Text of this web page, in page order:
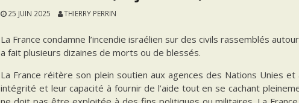
25 JUIN 2025 THIERRY PERRIN
La France condamne l’incendie israélien sur des civils rassemblés
a fait plusieurs dizaines de morts ou de blessés.
La France réitère son plein soutien aux agences des Nations Unies
intégrité et leur capacité à fournir de l’aide tout en se cachant